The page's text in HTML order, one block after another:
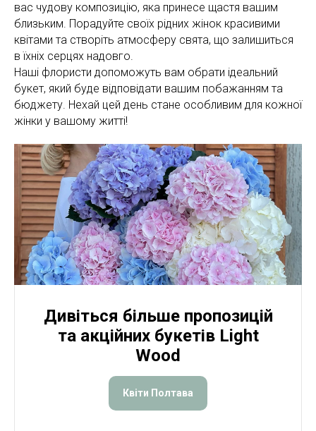
вас чудову композицію, яка принесе щастя вашим
близьким. Порадуйте своїх рідних жінок красивими
квітами та створіть атмосферу свята, що залишиться
в їхніх серцях надовго.
Наші флористи допоможуть вам обрати ідеальний
букет, який буде відповідати вашим побажанням та
бюджету. Нехай цей день стане особливим для кожної
жінки у вашому житті!
Дивіться більше пропозицій
та акційних букетів Light
Wood
Квіти Полтава